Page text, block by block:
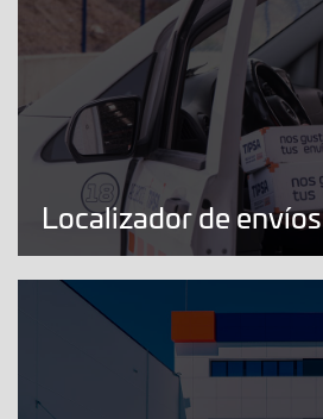
Localizador de envíos